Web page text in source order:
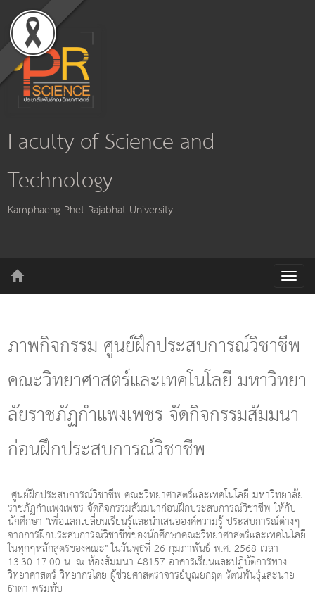
Faculty of Science and
Technology
Kamphaeng Phet Rajabhat University
T
o
e
a
v
g
n
ภาพกิจกรรม ศูนย์ฝึกประสบการณ์วิชาชีพ
คณะวิทยาศาสตร์และเทคโนโลยี มหาวิทยา
ลัยราชภัฏกําแพงเพชร จัดกิจกรรมสัมมนา
ก่อนฝึกประสบการณ์วิชาชีพ
ศูนย์ฝึกประสบการณ์วิชาชีพ คณะวิทยาศาสตร์และเทคโนโลยี มหาวิทยาลัย
ราชภัฏกําแพงเพชร จัดกิจกรรมสัมมนาก่อนฝึกประสบการณ์วิชาชีพ ให้กับ
นักศึกษา "เพื่อแลกเปลี่ยนเรียนรู้และนําเสนอองค์ความรู้ ประสบการณ์ต่างๆ
จากการฝึกประสบการณ์วิชาชีพของนักศึกษาคณะวิทยาศาสตร์และเทคโนโลยี
ในทุกๆหลักสูตรของคณะ" ในวันพุธที่ 26 กุมภาพันธ์ พ.ศ. 2568 เวลา
13.30-17.00 น. ณ ห้องสัมมนา 48157 อาคารเรียนและปฏิบัติการทาง
วิทยาศาสตร์ วิทยากรโดย ผู้ช่วยศาสตราจารย์บุณยกฤต รัตนพันธุ์และนาย
ธาดา พรมทับ